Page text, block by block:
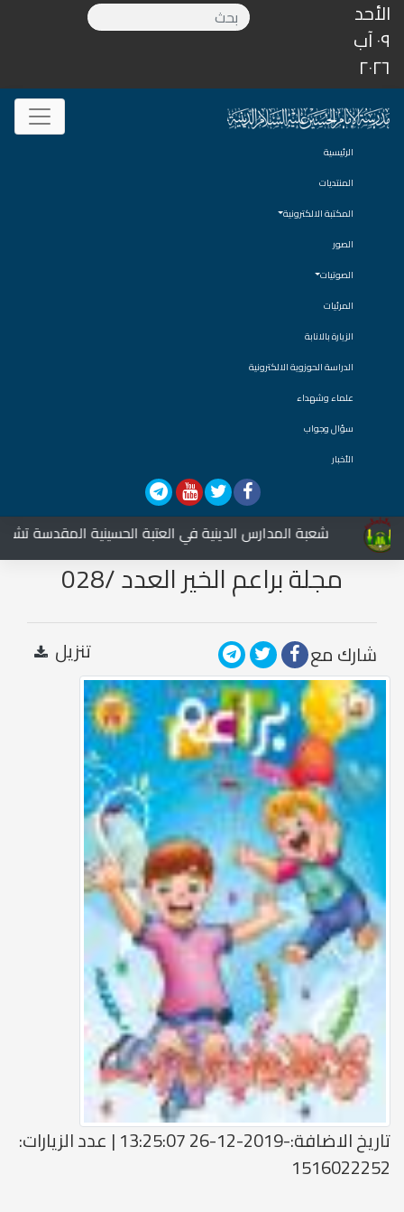
الأحد
٠٩ آب
٢٠٢٦
الرئيسية
المنتديات
المكتبة الالكترونية
الصور
الصوتيات
المرئيات
الزيارة بالانابة
الدراسة الحوزوية الالكترونية
علماء وشهداء
سؤال وجواب
الأخبار
شعبة المدارس الدينية في العتبة الحسينية المقدسة تشارك
مجلة براعم الخير العدد /028
شارك مع تنزيل
تاريخ الاضافة:-2019-12-26 13:25:07 | عدد الزيارات:
1516022252